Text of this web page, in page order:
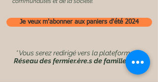
Je veux m'abonner aux paniers d'été 2024
* Vous serez redirigé vers la plateforme du
Réseau des fermier.ère.s de famille (RFF)